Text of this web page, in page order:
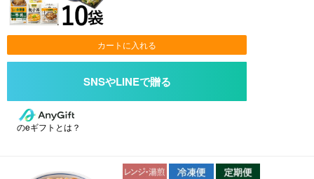
カートに入れる
のeギフトとは？